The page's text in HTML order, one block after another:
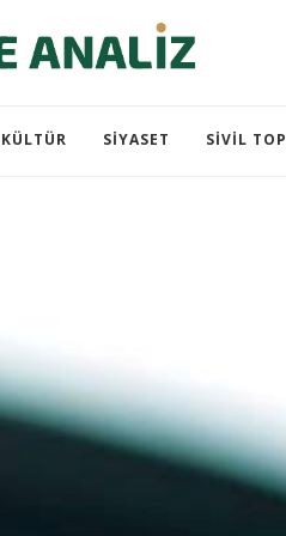
KÜLTÜR SIYASET SIVIL